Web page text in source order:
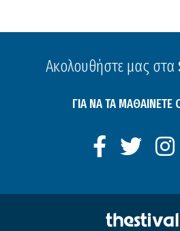
Ακολουθήστε μας στα
ΓΙΑ ΝΑ ΤΑ ΜΑΘΑΙΝΕΤΕ